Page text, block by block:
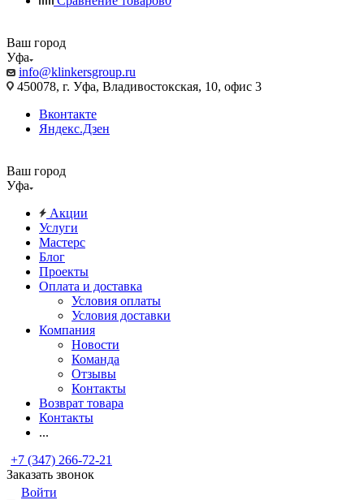
Ваш город
Уфа
info@klinkersgroup.ru
450078, г. Уфа, Владивостокская, 10, офис 3
Вконтакте
Яндекс.Дзен
Ваш город
Уфа
Акции
Услуги
Мастерс
Блог
Проекты
Оплата и доставка
Условия оплаты
Условия доставки
Компания
Новости
Команда
Отзывы
Контакты
Возврат товара
Контакты
...
+7 (347) 266-72-21
Заказать звонок
Войти